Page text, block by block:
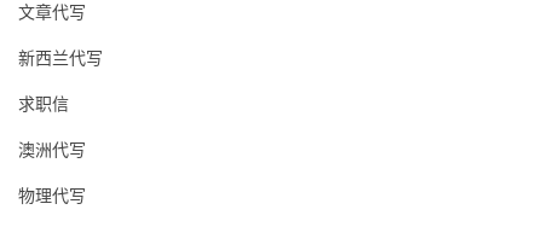
文章代写
新西兰代写
求职信
澳洲代写
物理代写